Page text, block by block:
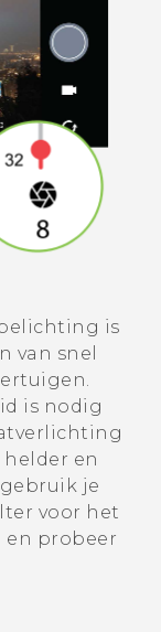
is
van snel
is nodig
en
je
voor het
en probeer